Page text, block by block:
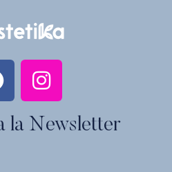
la Newsletter